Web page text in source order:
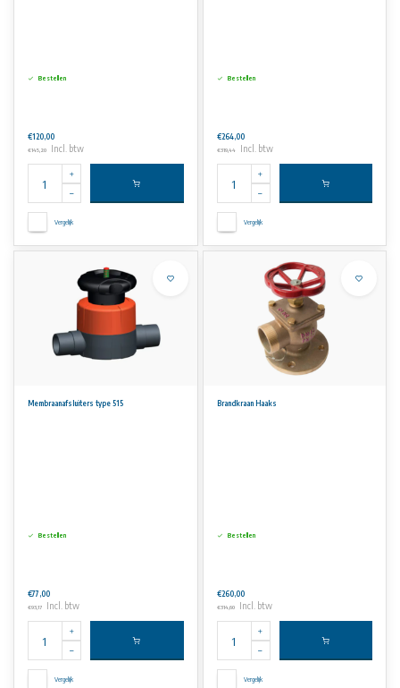
Bestellen
€120,00
€145,20 Incl. btw
Vergelijk
Bestellen
€264,00
€319,44 Incl. btw
Vergelijk
Membraanafsluiters type 515
Bestellen
€77,00
€93,17 Incl. btw
Vergelijk
Brandkraan Haaks
Bestellen
€260,00
€314,60 Incl. btw
Vergelijk